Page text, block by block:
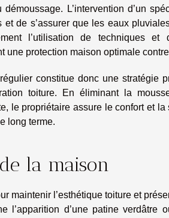
L’intervention d’un
de s’assurer que les eaux
l’utilisation de techniques et
une protection maison optimale
constitue donc une stratégie
toiture. En éliminant la
le propriétaire assure le confort et
long terme.
la maison
maintenir l’esthétique toiture et
l’apparition d’une patine verdâtre